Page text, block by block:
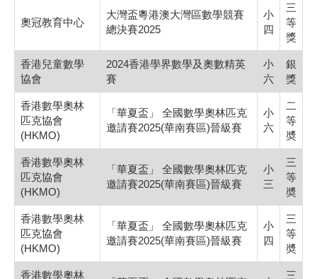
奧冠教育中心
大灣盃粵港澳大灣區數學競賽
總決賽2025
小
四
三
等
獎
香港兒童數學
協會
2024香港學界數學及奧數精英
賽
小
六
銀
獎
香港數學奧林
匹克協會
(HKMO)
「華夏盃」 全國數學奧林匹克
邀請賽2025(華南賽區)晉級賽
小
六
二
等
奬
香港數學奧林
匹克協會
(HKMO)
「華夏盃」 全國數學奧林匹克
邀請賽2025(華南賽區)晉級賽
小
三
三
等
奬
香港數學奧林
匹克協會
(HKMO)
「華夏盃」 全國數學奧林匹克
邀請賽2025(華南賽區)晉級賽
小
四
三
等
奬
香港數學奧林 三